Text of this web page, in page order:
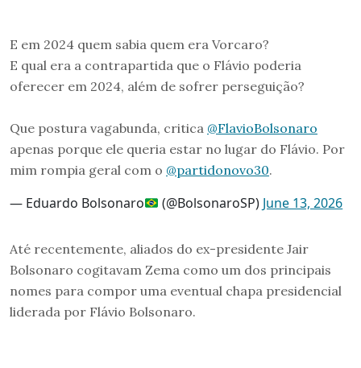
E em 2024 quem sabia quem era Vorcaro?
E qual era a contrapartida que o Flávio poderia
oferecer em 2024, além de sofrer perseguição?
Que postura vagabunda, critica @FlavioBolsonaro
apenas porque ele queria estar no lugar do Flávio. Por
mim rompia geral com o @partidonovo30.
— Eduardo Bolsonaro (@BolsonaroSP) June 13, 2026
Até recentemente, aliados do ex-presidente Jair
Bolsonaro cogitavam Zema como um dos principais
nomes para compor uma eventual chapa presidencial
liderada por Flávio Bolsonaro.